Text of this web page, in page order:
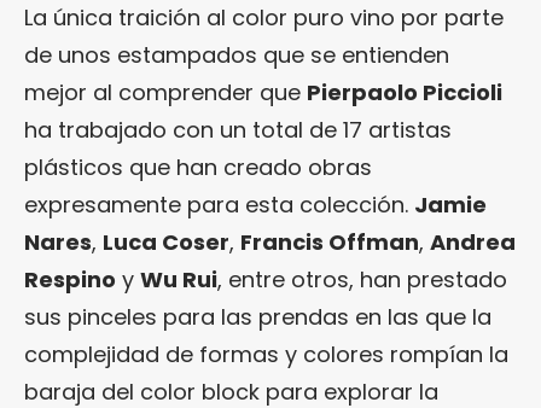
La única traición al color puro vino por parte
de unos estampados que se entienden
mejor al comprender que Pierpaolo Piccioli
ha trabajado con un total de 17 artistas
plásticos que han creado obras
expresamente para esta colección. Jamie
Nares, Luca Coser, Francis Offman, Andrea
Respino y Wu Rui, entre otros, han prestado
sus pinceles para las prendas en las que la
complejidad de formas y colores rompían la
baraja del color block para explorar la